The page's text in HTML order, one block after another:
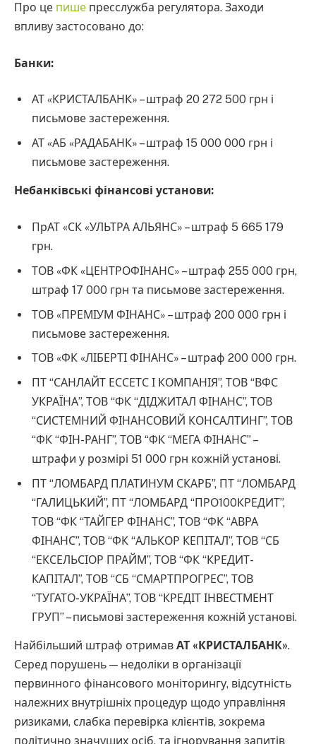
Про це пише пресслужба регулятора. Заходи
впливу застосовано до:
Банки:
АТ «КРИСТАЛБАНК» – штраф 20 272 500 грн і
письмове застереження.
АТ «АБ «РАДАБАНК» – штраф 15 000 000 грн і
письмове застереження.
Небанківські фінансові установи:
ПрАТ «СК «УЛЬТРА АЛЬЯНС» – штраф 5 665 179
грн.
ТОВ «ФК «ЦЕНТРОФІНАНС» – штраф 255 000 грн,
штраф 17 000 грн та письмове застереження.
ТОВ «ПРЕМІУМ ФІНАНС» – штраф 200 000 грн і
письмове застереження.
ТОВ «ФК «ЛІБЕРТІ ФІНАНС» – штраф 200 000 грн.
ПТ “САНЛАЙТ ЕССЕТС І КОМПАНІЯ”, ТОВ “ВФС
УКРАЇНА”, ТОВ “ФК “ДІДЖИТАЛ ФІНАНС”, ТОВ
“СИСТЕМНИЙ ФІНАНСОВИЙ КОНСАЛТИНГ”, ТОВ
“ФК “ФІН-РАНГ”, ТОВ “ФК “МЕГА ФІНАНС” –
штрафи у розмірі 51 000 грн кожній установі.
ПТ “ЛОМБАРД ПЛАТИНУМ СКАРБ”, ПТ “ЛОМБАРД
“ГАЛИЦЬКИЙ”, ПТ “ЛОМБАРД “ПРО100КРЕДИТ”,
ТОВ “ФК “ТАЙГЕР ФІНАНС”, ТОВ “ФК “АВРА
ФІНАНС”, ТОВ “ФК “АЛЬКОР КЕПІТАЛ”, ТОВ “СБ
“ЕКСЕЛЬСІОР ПРАЙМ”, ТОВ “ФК “КРЕДИТ-
КАПІТАЛ”, ТОВ “СБ “СМАРТПРОГРЕС”, ТОВ
“ТУГАТО-УКРАЇНА”, ТОВ “КРЕДІТ ІНВЕСТМЕНТ
ГРУП” – письмові застереження кожній установі.
Найбільший штраф отримав АТ «КРИСТАЛБАНК».
Серед порушень — недоліки в організації
первинного фінансового моніторингу, відсутність
належних внутрішніх процедур щодо управління
ризиками, слабка перевірка клієнтів, зокрема
політично значущих осіб, та ігнорування запитів